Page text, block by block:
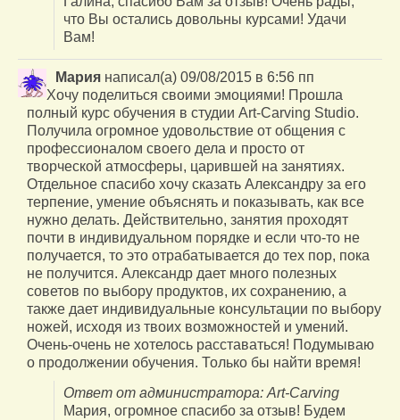
что Вы остались довольны курсами! Удачи
Вам!
Мария написал(а) 09/08/2015 в 6:56 пп
Хочу поделиться своими эмоциями! Прошла
полный курс обучения в студии Art-Carving Studio.
Получила огромное удовольствие от общения с
профессионалом своего дела и просто от
творческой атмосферы, царившей на занятиях.
Отдельное спасибо хочу сказать Александру за его
терпение, умение объяснять и показывать, как все
нужно делать. Действительно, занятия проходят
почти в индивидуальном порядке и если что-то не
получается, то это отрабатывается до тех пор, пока
не получится. Александр дает много полезных
советов по выбору продуктов, их сохранению, а
также дает индивидуальные консультации по выбору
ножей, исходя из твоих возможностей и умений.
Очень-очень не хотелось расставаться! Подумываю
о продолжении обучения. Только бы найти время!
Ответ от администратора: Art-Carving
Мария, огромное спасибо за отзыв! Будем